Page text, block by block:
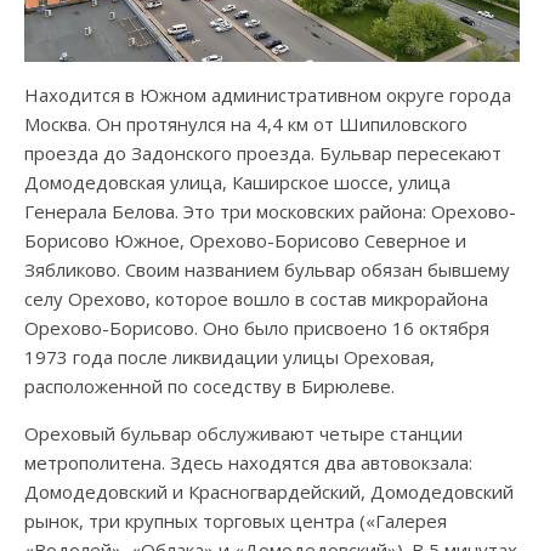
Находится в Южном административном округе города
Москва. Он протянулся на 4,4 км от Шипиловского
проезда до Задонского проезда. Бульвар пересекают
Домодедовская улица, Каширское шоссе, улица
Генерала Белова. Это три московских района: Орехово-
Борисово Южное, Орехово-Борисово Северное и
Зябликово. Своим названием бульвар обязан бывшему
селу Орехово, которое вошло в состав микрорайона
Орехово-Борисово. Оно было присвоено 16 октября
1973 года после ликвидации улицы Ореховая,
расположенной по соседству в Бирюлеве.
Ореховый бульвар обслуживают четыре станции
метрополитена. Здесь находятся два автовокзала:
Домодедовский и Красногвардейский, Домодедовский
рынок, три крупных торговых центра («Галерея